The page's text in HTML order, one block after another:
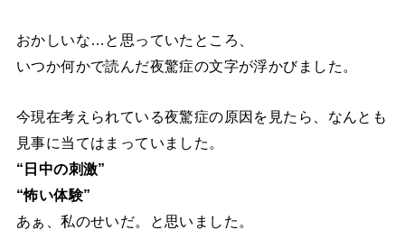
おかしいな…と思っていたところ、
いつか何かで読んだ夜驚症の文字が浮かびました。
今現在考えられている夜驚症の原因を見たら、なんとも
見事に当てはまっていました。
“日中の刺激”
“怖い体験”
あぁ、私のせいだ。と思いました。